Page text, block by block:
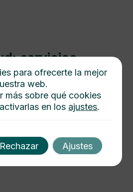
servicios
una vida más
Servicios
para ofrecerte la mejor
web.
más sobre qué cookies
en los ajustes.
Rechazar Ajustes